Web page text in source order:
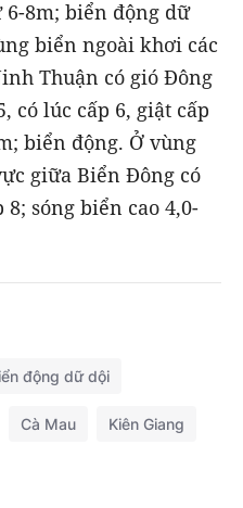
6-8m; biển động dữ
biển ngoài khơi các
Thuận có gió Đông
có lúc cấp 6, giật cấp
biển động. Ở vùng
giữa Biển Đông có
sóng biển cao 4,0-
động dữ dội
Cà Mau Kiên Giang